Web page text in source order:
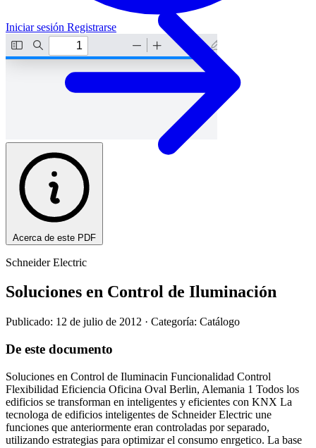
Iniciar sesión Registrarse
Acerca de este PDF
Schneider Electric
Soluciones en Control de Iluminación
Publicado: 12 de julio de 2012 · Categoría: Catálogo
De este documento
Soluciones en Control de Iluminacin Funcionalidad Control
Flexibilidad Eficiencia Oficina Oval Berlin, Alemania 1 Todos los
edificios se transforman en inteligentes y eficientes con KNX La
tecnologa de edificios inteligentes de Schneider Electric une
funciones que anteriormente eran controladas por separado,
utilizando estrategias para optimizar el consumo enrgetico. La base